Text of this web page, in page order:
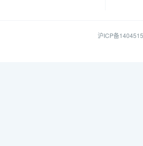
沪ICP备